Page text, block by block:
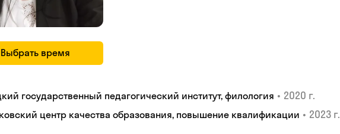
Выбрать время
государственный педагогический институт, филология • 2020 г.
центр качества образования, повышение квалификации • 2023 г.